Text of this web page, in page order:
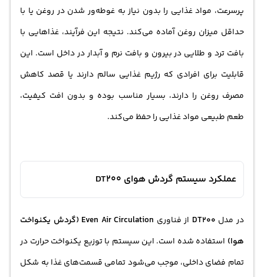
پرسرعت، مواد غذایی را بدون نیاز به غوطه‌ور شدن در روغن یا با
حداقل میزان روغن آماده می‌کند. نتیجه این فرآیند، غذاهایی با
بافت ترد و طلایی در بیرون و بافت نرم و آبدار در داخل است. این
قابلیت برای افرادی که رژیم غذایی سالم دارند یا قصد کاهش
مصرف روغن را دارند، بسیار مناسب بوده و بدون افت کیفیت،
طعم طبیعی مواد غذایی را حفظ می‌کند.
عملکرد سیستم گردش هوای DT200
در مدل DT200 از فناوری
Even Air Circulation (گردش یکنواخت
هوا) استفاده شده است. این سیستم با توزیع یکنواخت حرارت در
تمام فضای داخلی، موجب می‌شود تمامی قسمت‌های غذا به شکل